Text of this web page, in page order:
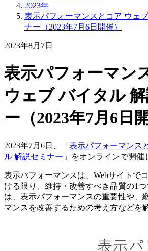
2023年
表示パフォーマンスとコア ウェ
ナー（2023年7月6日開催）
2023年8月7日
表示パフォーマン
ウェブ バイタル
ー（2023年7月6日
2023年7月6日、「 表示パフォーマンス
ル 解説セミナー 」をオンラインで開催
表示パフォーマンスは、Webサイトで
ける限り、維持・改善すべき品質の1
は、表示パフォーマンスの重要性や、
マンスを改善するための考え方などを